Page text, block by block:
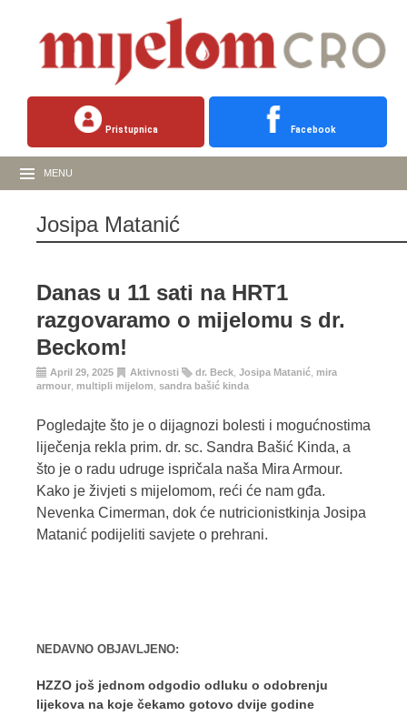
Pristupnica Facebook
MENU
Josipa Matanić
Danas u 11 sati na HRT1
razgovaramo o mijelomu s dr.
Beckom!
April 29, 2025 Aktivnosti dr. Beck Josipa Matanić mira
armour multipli mijelom sandra bašić kinda
Pogledajte što je o dijagnozi bolesti i mogućnostima
liječenja rekla prim. dr. sc. Sandra Bašić Kinda, a
što je o radu udruge ispričala naša Mira Armour.
Kako je živjeti s mijelomom, reći će nam gđa.
Nevenka Cimerman, dok će nutricionistkinja Josipa
Matanić podijeliti savjete o prehrani.
NEDAVNO OBJAVLJENO:
HZZO još jednom odgodio odluku o odobrenju
lijekova na koje čekamo gotovo dvije godine